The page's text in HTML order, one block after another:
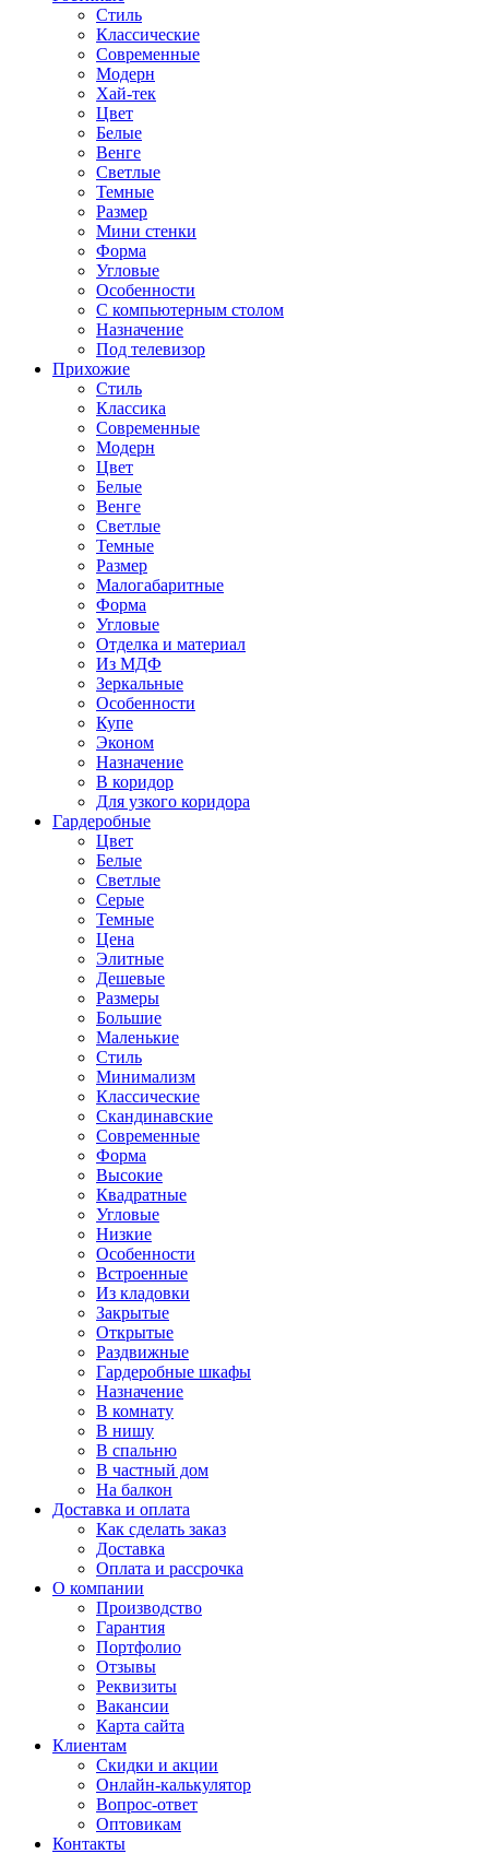
Стиль
Классические
Современные
Модерн
Хай-тек
Цвет
Белые
Венге
Светлые
Темные
Размер
Мини стенки
Форма
Угловые
Особенности
С компьютерным столом
Назначение
Под телевизор
Прихожие
Стиль
Классика
Современные
Модерн
Цвет
Белые
Венге
Светлые
Темные
Размер
Малогабаритные
Форма
Угловые
Отделка и материал
Из МДФ
Зеркальные
Особенности
Купе
Эконом
Назначение
В коридор
Для узкого коридора
Гардеробные
Цвет
Белые
Светлые
Серые
Темные
Цена
Элитные
Дешевые
Размеры
Большие
Маленькие
Стиль
Минимализм
Классические
Скандинавские
Современные
Форма
Высокие
Квадратные
Угловые
Низкие
Особенности
Встроенные
Из кладовки
Закрытые
Открытые
Раздвижные
Гардеробные шкафы
Назначение
В комнату
В нишу
В спальню
В частный дом
На балкон
Доставка и оплата
Как сделать заказ
Доставка
Оплата и рассрочка
О компании
Производство
Гарантия
Портфолио
Отзывы
Реквизиты
Вакансии
Карта сайта
Клиентам
Скидки и акции
Онлайн-калькулятор
Вопрос-ответ
Оптовикам
Контакты